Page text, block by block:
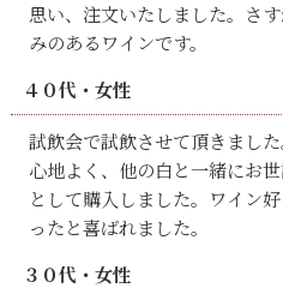
思い、注文いたしました。さ
みのあるワインです。
４０代・女性
試飲会で試飲させて頂きまし
心地よく、他の白と一緒にお
として購入しました。ワイン
ったと喜ばれました。
３０代・女性